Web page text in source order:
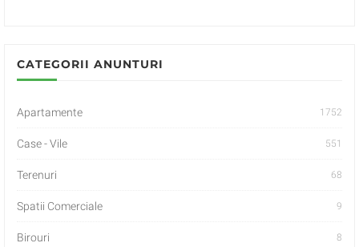
CATEGORII ANUNTURI
Apartamente 1752
Case - Vile 551
Terenuri 68
Spatii Comerciale 9
Birouri 8